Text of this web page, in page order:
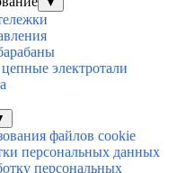
электротали
файлов cookie
персональных данных
персональных